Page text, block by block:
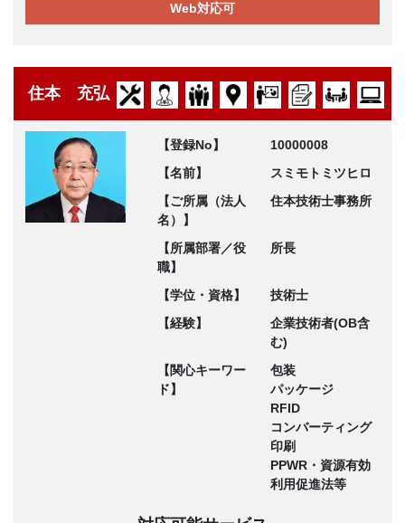
Web対応可
住本 充弘
【登録No】
10000008
【名前】
スミモトミツヒロ
【ご所属（法人
名）】
住本技術士事務所
【所属部署／役
職】
所長
【学位・資格】
技術士
【経験】
企業技術者(OB含
む)
【関心キーワー
ド】
包装
パッケージ
RFID
コンバーティング
印刷
PPWR・資源有効
利用促進法等